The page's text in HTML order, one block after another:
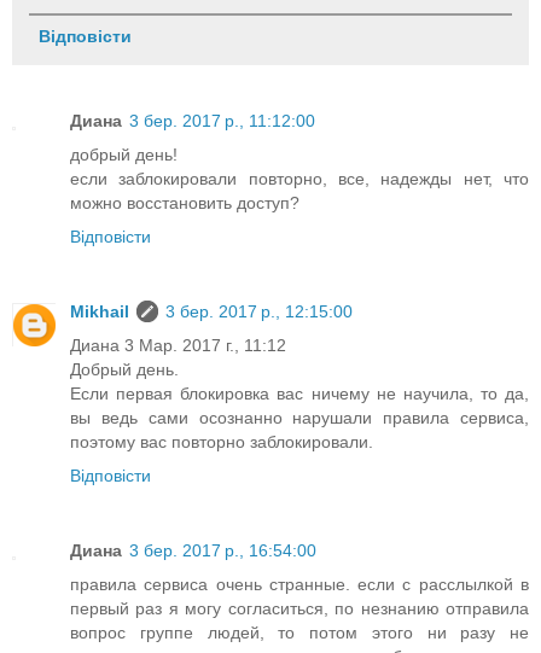
Відповісти
Диана 3 бер. 2017 р., 11:12:00
добрый день!
если заблокировали повторно, все, надежды нет, что
можно восстановить доступ?
Відповісти
Mikhail
3 бер. 2017 р., 12:15:00
Диана 3 Мар. 2017 г., 11:12
Добрый день.
Если первая блокировка вас ничему не научила, то да,
вы ведь сами осознанно нарушали правила сервиса,
поэтому вас повторно заблокировали.
Відповісти
Диана 3 бер. 2017 р., 16:54:00
правила сервиса очень странные. если с расслылкой в
первый раз я могу согласиться, по незнанию отправила
вопрос группе людей, то потом этого ни разу не